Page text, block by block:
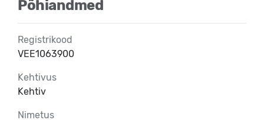
Põhiandmed
Registrikood
VEE1063900
Kehtivus
Kehtiv
Nimetus